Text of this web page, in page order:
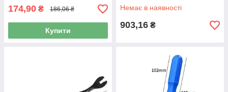
174,90 ₴ 186,06 ₴
Купити
Немає в наявності
903,16 ₴